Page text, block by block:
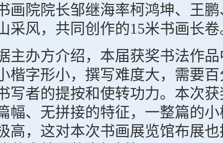
画院院长邹继海率柯鸿坤、王
采风，共同创作的15米书画长卷
办方介绍，本届获奖书法作品
楷字形小，撰写难度大，需要
写者的提按和使转功力。本次
幅、无拼接的特征，一整篇的
高，这对本次书画展览馆布展